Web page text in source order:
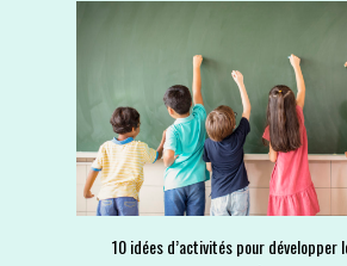
10 idées d’activités pour développer